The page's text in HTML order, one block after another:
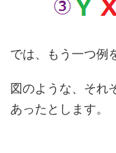
では、もう一つ例
図のような、それ
あったとします。